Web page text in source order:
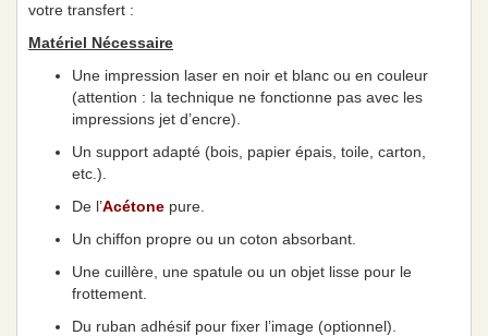
votre transfert :
Matériel Nécessaire
Une impression laser en noir et blanc ou en couleur
(attention : la technique ne fonctionne pas avec les
impressions jet d’encre).
Un support adapté (bois, papier épais, toile, carton,
etc.).
De l’Acétone pure.
Un chiffon propre ou un coton absorbant.
Une cuillère, une spatule ou un objet lisse pour le
frottement.
Du ruban adhésif pour fixer l’image (optionnel).